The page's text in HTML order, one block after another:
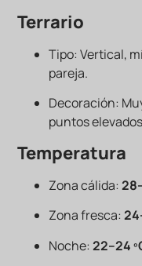
Terrario
Tipo: Vertical,
pareja.
Decoración:
puntos
Temperatura
Zona cálida:
Zona fresca:
Noche:22–24